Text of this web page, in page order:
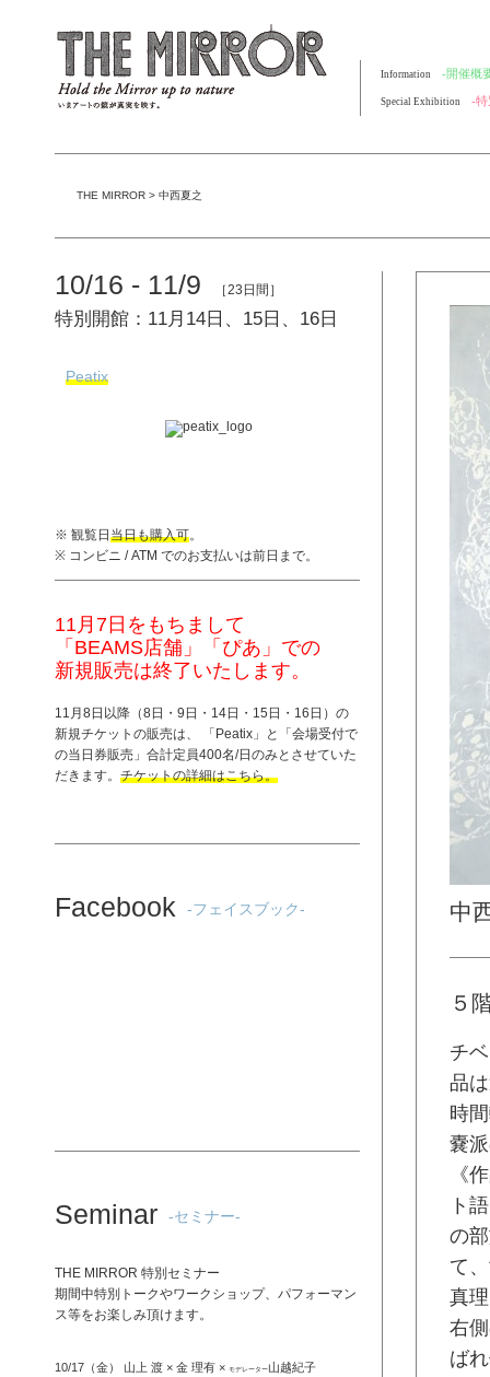
Information -開催概
Special Exhibition -特
THE MIRROR > 中西夏之
10/16 - 11/9 ［23日間］
特別開館：11月14日、15日、16日
Peatix
※ 観覧日 当日も購入可。
※ コンビニ / ATM でのお支払いは前日まで。
11月7日をもちまして
「BEAMS店舗」「ぴあ」での
新規販売は終了いたします。
11月8日以降（8日・9日・14日・15日・16日）の
新規チケットの販売は、 「 Peatix 」と「 会場受付で
の当日券販売 」合計定員400名/日のみとさせていた
だきます。 チケットの詳細はこちら。
Facebook -フェイスブック-
Seminar -セミナー-
THE MIRROR 特別セミナー
期間中特別トークやワークショップ、パフォーマン
ス等をお楽しみ頂けます。
10/17（金） 山上 渡 × 金 理有 × モデレーター山越紀子
中
５
チ
品
時
嚢
《
ト
の
て
真
右
ば